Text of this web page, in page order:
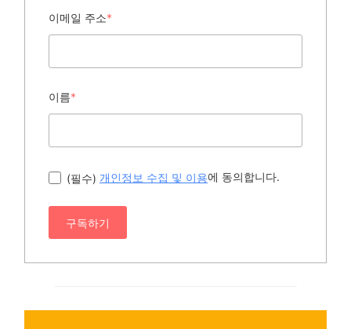
이메일 주소*
이름*
(필수) 개인정보 수집 및 이용에 동의합니다.
구독하기